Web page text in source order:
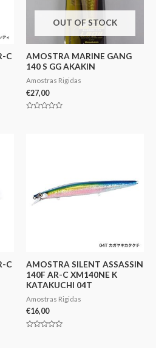
C
OUT OF STOCK
AMOSTRA MARINE GANG
140 S GG AKAKIN
Amostras Rigidas
€27,00
C
AMOSTRA SILENT ASSASSIN
140F AR-C XM140NE K
KATAKUCHI 04T
Amostras Rigidas
€16,00